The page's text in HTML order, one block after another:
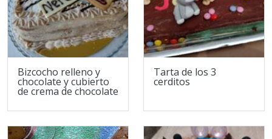
Bizcocho relleno y
chocolate y cubierto
de crema de chocolate
Tarta de los 3
cerditos